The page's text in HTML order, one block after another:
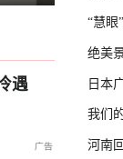
遇
“慧眼
绝美
日本
我们
河南